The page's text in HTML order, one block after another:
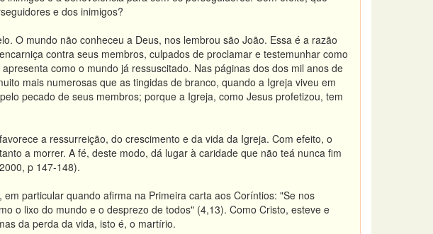
e dos inimigos?
O mundo não conheceu a Deus, nos lembrou são João. Essa é a razão
contra seus membros, culpados de proclamar e testemunhar como
como o mundo já ressuscitado. Nas páginas dos dos mil anos de
mais numerosas que as tingidas de branco, quando a Igreja viveu em
pecado de seus membros; porque a Igreja, como Jesus profetizou, tem
a ressurreição, do crescimento e da vida da Igreja. Com efeito, o
a morrer. A fé, deste modo, dá lugar à caridade que não teá nunca fim
p 147-148).
particular quando afirma na Primeira carta aos Coríntios: "Se nos
o lixo do mundo e o desprezo de todos" (4,13). Como Cristo, esteve e
da perda da vida, isto é, o martírio.